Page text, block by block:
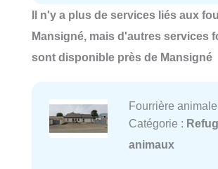
Il n'y a plus de services liés aux
Mansigné, mais d'autres services
sont disponible près de Mansigné
Fourrière animale
Catégorie :
animaux